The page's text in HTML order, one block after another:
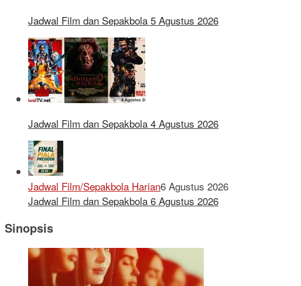
Jadwal Film dan Sepakbola 5 Agustus 2026
Jadwal Film dan Sepakbola 4 Agustus 2026
Jadwal Film/Sepakbola Harian6 Agustus 2026
Jadwal Film dan Sepakbola 6 Agustus 2026
Sinopsis